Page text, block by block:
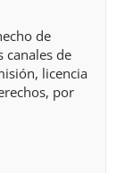
de
canales de
licencia
por